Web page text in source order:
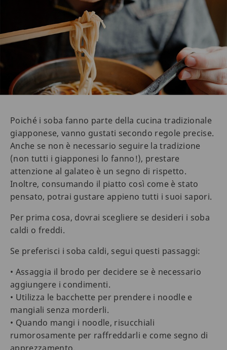
Poiché i soba fanno parte della cucina tradizionale
giapponese, vanno gustati secondo regole precise.
Anche se non è necessario seguire la tradizione
(non tutti i giapponesi lo fanno!), prestare
attenzione al galateo è un segno di rispetto.
Inoltre, consumando il piatto così come è stato
pensato, potrai gustare appieno tutti i suoi sapori.
Per prima cosa, dovrai scegliere se desideri i soba
caldi o freddi.
Se preferisci i soba caldi, segui questi passaggi:
• Assaggia il brodo per decidere se è necessario
aggiungere i condimenti.
• Utilizza le bacchette per prendere i noodle e
mangiali senza morderli.
• Quando mangi i noodle, risucchiali
rumorosamente per raffreddarli e come segno di